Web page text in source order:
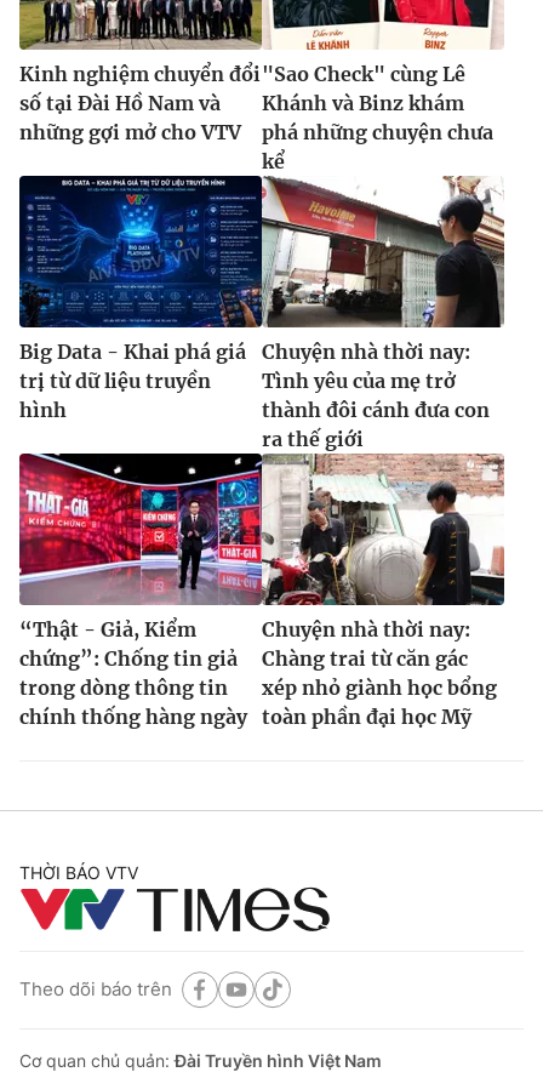
Kinh nghiệm chuyển đổi
số tại Đài Hồ Nam và
những gợi mở cho VTV
"Sao Check" cùng Lê
Khánh và Binz khám
phá những chuyện chưa
kể
Big Data - Khai phá giá
trị từ dữ liệu truyền
hình
Chuyện nhà thời nay:
Tình yêu của mẹ trở
thành đôi cánh đưa con
ra thế giới
“Thật - Giả, Kiểm
chứng”: Chống tin giả
trong dòng thông tin
chính thống hàng ngày
Chuyện nhà thời nay:
Chàng trai từ căn gác
xép nhỏ giành học bổng
toàn phần đại học Mỹ
THỜI BÁO VTV
Theo dõi báo trên
Cơ quan chủ quản:Đài Truyền hình Việt Nam